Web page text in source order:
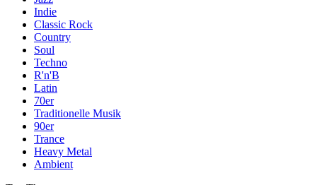
Indie
Classic Rock
Country
Soul
Techno
R'n'B
Latin
70er
Traditionelle Musik
90er
Trance
Heavy Metal
Ambient